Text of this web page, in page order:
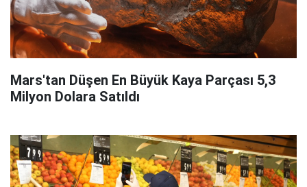
Mars'tan Düşen En Büyük Kaya Parçası 5,3
Milyon Dolara Satıldı